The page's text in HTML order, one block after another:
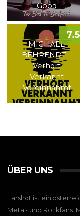
Good
MICHAEL
BEHRENDT –
Verhört
Verkannt
Vereinnahmt
7.5
ÜBER UNS
Earshot ist ein
Metal- und Rockfans.